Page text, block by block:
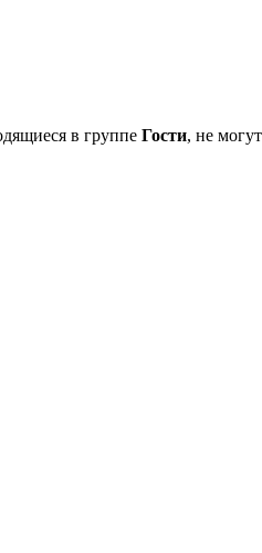
в группе Гости, не